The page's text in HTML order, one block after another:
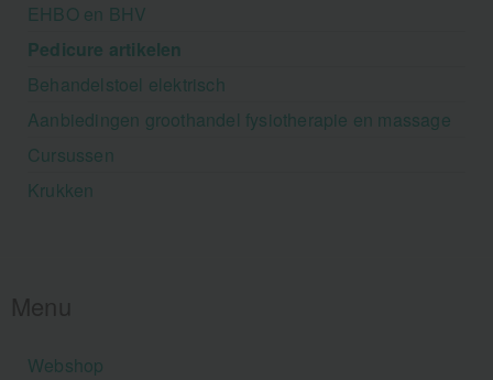
EHBO en BHV
Pedicure artikelen
Behandelstoel elektrisch
Aanbiedingen groothandel fysiotherapie en massage
Cursussen
Krukken
Webshop